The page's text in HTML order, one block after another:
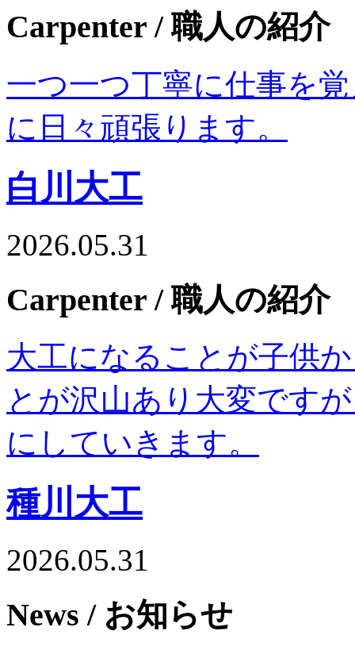
Carpenter / 職人の紹介
一つ一つ丁寧に仕事を
に日々頑張ります。
白川大工
2026.05.31
Carpenter / 職人の紹介
大工になることが子供
とが沢山あり大変です
にしていきます。
種川大工
2026.05.31
News / お知らせ